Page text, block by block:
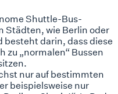
Shuttle-Bus-
Städten, wie Berlin oder
besteht darin, dass diese
zu „normalen“ Bussen
nur auf bestimmten
beispielsweise nur